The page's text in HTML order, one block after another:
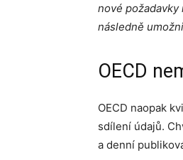
nové
následně
OECD
OECD naopak
sdílení údajů.
a denní